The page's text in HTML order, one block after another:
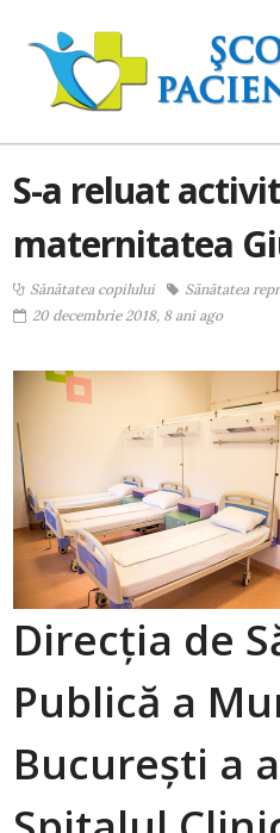
S-a reluat
maternitatea
Sănătatea copilului Sănătatea
20 decembrie 2018, 8 ani ago
Direcția de
Publică a
București a